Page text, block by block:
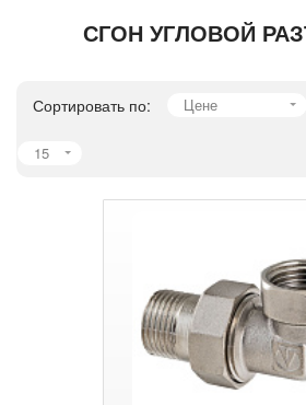
СГОН УГЛОВОЙ
Сортировать по: Цене
15